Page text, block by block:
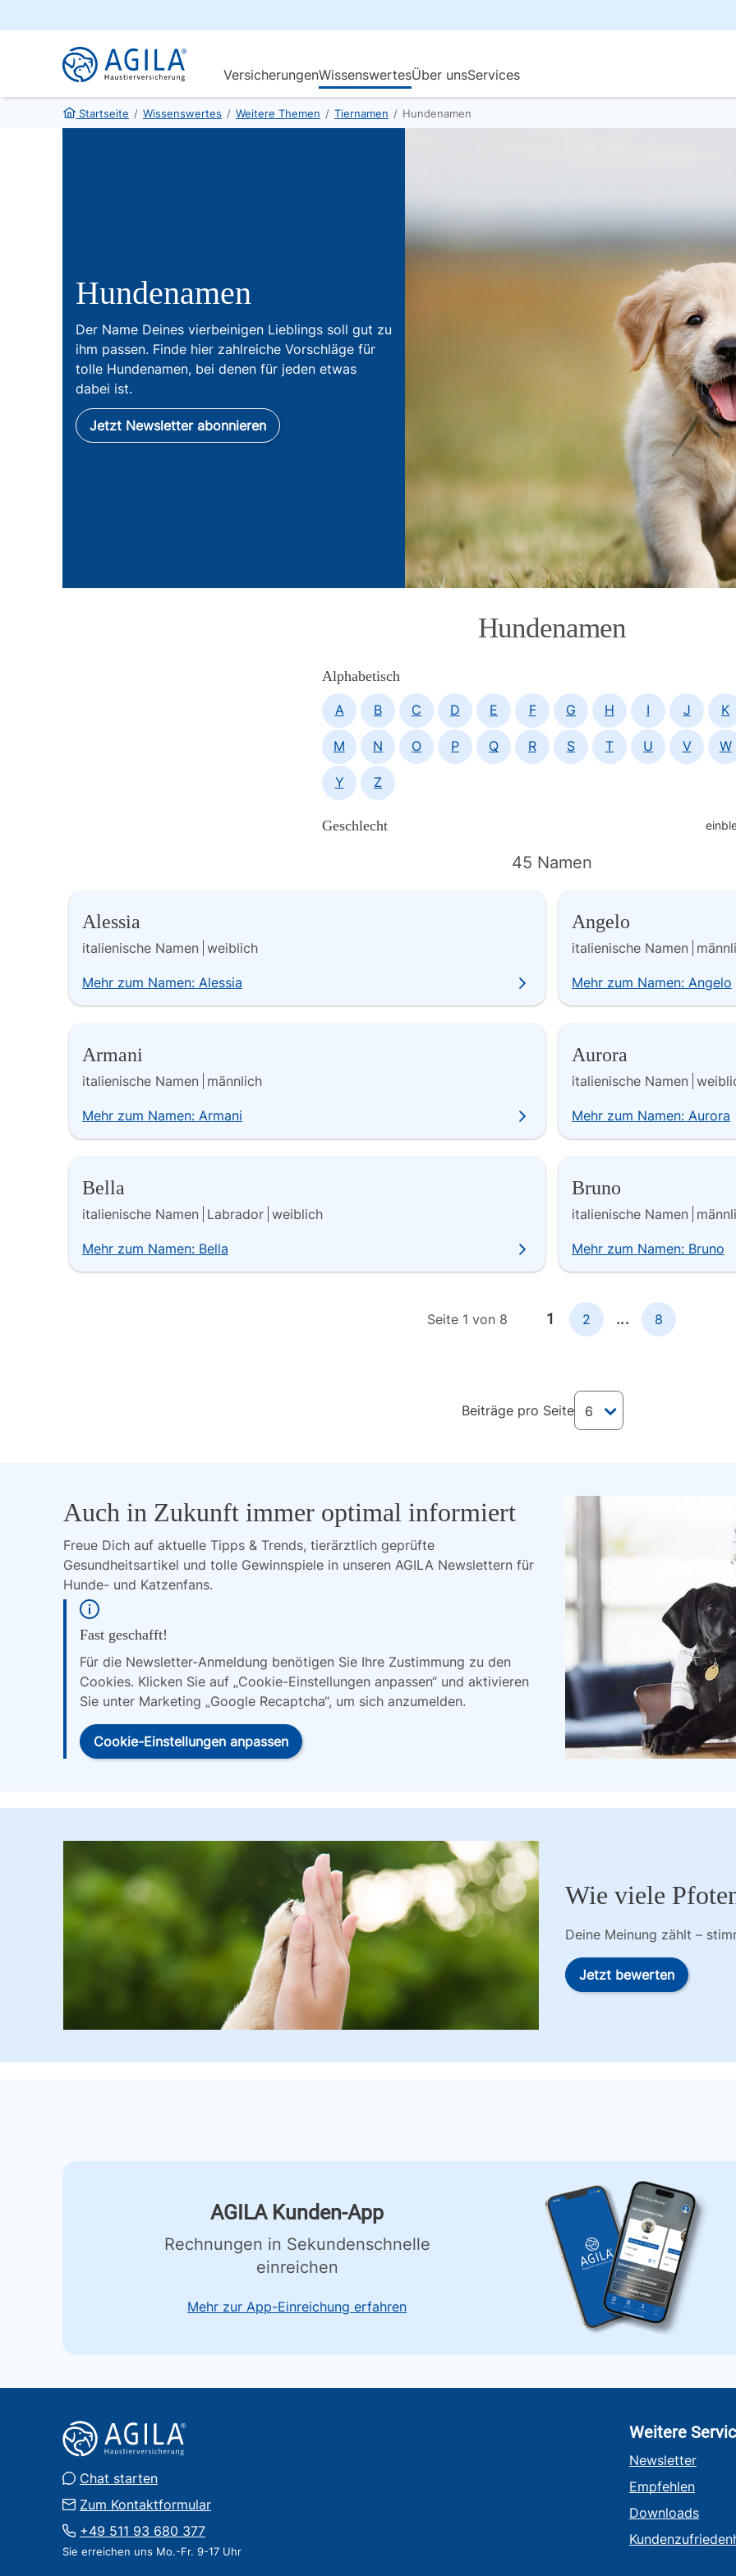
Startseite / Wissenswertes / Weitere Themen / Tiernamen / Hundenamen
Hundenamen
Der Name Deines vierbeinigen Lieblings soll gut zu
ihm passen. Finde hier zahlreiche Vorschläge für
tolle Hundenamen, bei denen für jeden etwas
dabei ist.
Jetzt Newsletter abonnieren
Hundenamen
Alphabetisch
A B C D E F G H I J K
M N O P Q R S T U V W
Y Z
Geschlecht
45 Namen
Alessia
italienische Namen weiblich
Mehr zum Namen: Alessia
Angelo
italienische Namen
Mehr zum Namen: Angelo
Armani
italienische Namen männlich
Mehr zum Namen: Armani
Aurora
italienische Namen
Mehr zum Namen: Aurora
Bella
italienische Namen Labrador weiblich
Mehr zum Namen: Bella
Bruno
italienische Namen
Mehr zum Namen: Bruno
Seite 1 von 8 1 2 ... 8
Beiträge pro Seite 6
Auch in Zukunft immer optimal informiert
Freue Dich auf aktuelle Tipps & Trends, tierärztlich geprüfte
Gesundheitsartikel und tolle Gewinnspiele in unseren AGILA Newslettern für
Hunde- und Katzenfans.
Fast geschafft!
Für die Newsletter-Anmeldung benötigen Sie Ihre Zustimmung zu den
Cookies. Klicken Sie auf „Cookie-Einstellungen anpassen“ und aktivieren
Sie unter Marketing „Google Recaptcha“, um sich anzumelden.
Cookie-Einstellungen anpassen
Wie viele
Deine Meinung zählt –
Jetzt bewerten
AGILA Kunden-App
Rechnungen in Sekundenschnelle
einreichen
Mehr zur App-Einreichung erfahren